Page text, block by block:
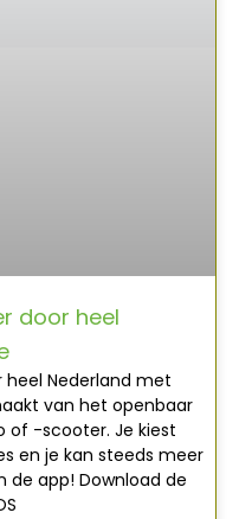
door heel
heel Nederland met
van het openbaar
of -scooter. Je kiest
en je kan steeds meer
de app! Download de